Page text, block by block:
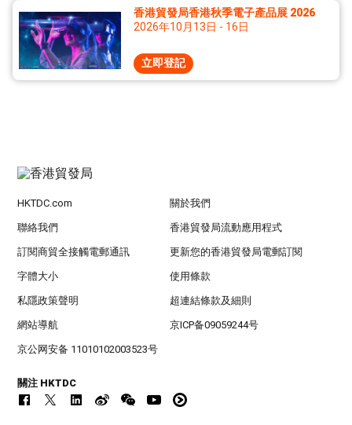
香港貿發局香港秋季電子產品展 2026
2026年10月13日 - 16日
立即登記
HKTDC.com 關於我們
聯絡我們 香港貿發局流動應用程式
訂閱商貿全接觸電郵通訊 更新您的香港貿發局電郵訂閱
字體大小 使用條款
私隱政策聲明 超連結條款及細則
網站導航 京ICP备09059244号
京公网安备 11010102003523号
關注 HKTDC